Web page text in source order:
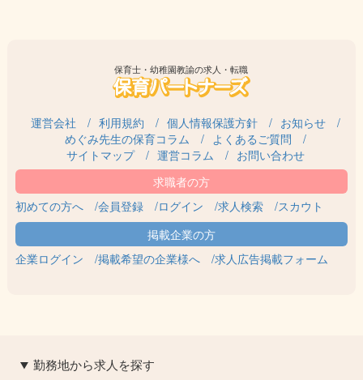
保育士・幼稚園教諭の求人・転職
運営会社 利用規約 個人情報保護方針
お知らせ
めぐみ先生の保育コラム
よくあるご質問
サイトマップ
運営コラム お問い合わせ
初めての方へ 会員登録 ログイン 求人検索 スカウト
企業ログイン 掲載希望の企業様へ 求人広告掲載フォーム
勤務地から求人を探す